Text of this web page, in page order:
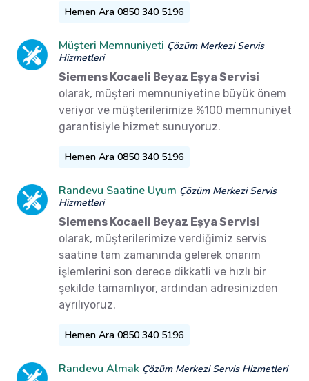
Hemen Ara 0850 340 5196
Müşteri Memnuniyeti Çözüm Merkezi Servis
Hizmetleri
Siemens Kocaeli Beyaz Eşya Servisi
olarak, müşteri memnuniyetine büyük önem
veriyor ve müşterilerimize %100 memnuniyet
garantisiyle hizmet sunuyoruz.
Hemen Ara 0850 340 5196
Randevu Saatine Uyum Çözüm Merkezi Servis
Hizmetleri
Siemens Kocaeli Beyaz Eşya Servisi
olarak, müşterilerimize verdiğimiz servis
saatine tam zamanında gelerek onarım
işlemlerini son derece dikkatli ve hızlı bir
şekilde tamamlıyor, ardından adresinizden
ayrılıyoruz.
Hemen Ara 0850 340 5196
Randevu Almak Çözüm Merkezi Servis Hizmetleri